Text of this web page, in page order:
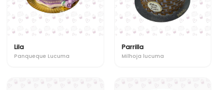
Lila
Panqueque Lucuma
Parrilla
Milhoja lucuma